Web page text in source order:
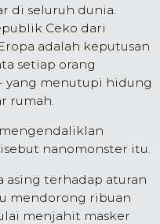
di seluruh dunia.
Ceko dari
adalah keputusan
setiap orang
yang menutupi hidung
rumah.
nanomonster itu.
asing terhadap aturan
mendorong ribuan
menjahit masker